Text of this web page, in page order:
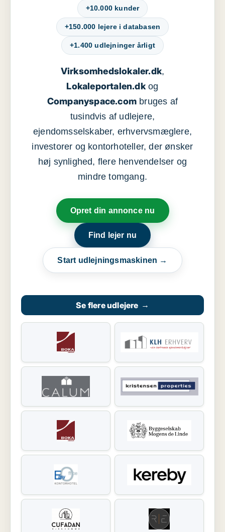
+10.000 kunder
+150.000 lejere i databasen
+1.400 udlejninger årligt
Virksomhedslokaler.dk,
Lokaleportalen.dkog
Companyspace.com bruges af
tusindvis af udlejere,
ejendomsselskaber, erhvervsmæglere,
investorer og kontorhoteller, der ønsker
høj synlighed, flere henvendelser og
mindre tomgang.
Opret din annonce nu
Find lejer nu
Start udlejningsmaskinen →
Se flere udlejere →